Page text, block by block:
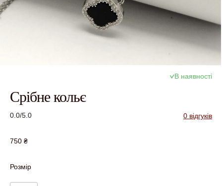
В наявності
Срібне кольє
0.0/5.0 0 відгуків
750 ₴
Розмір